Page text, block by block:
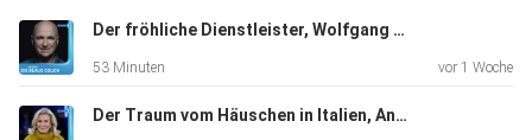
Der fröhliche Dienstleister, Wolfgang Krebs, Kabarettist, "Ich bin dankbar für alles, was ich habe".
53 Minuten vor 1 Woche
Der Traum vom Häuschen in Italien, Andrea L'Arronge, Schauspielerin, "Das Erste, was ich morgens sehe, ist der Zitronenbaum."